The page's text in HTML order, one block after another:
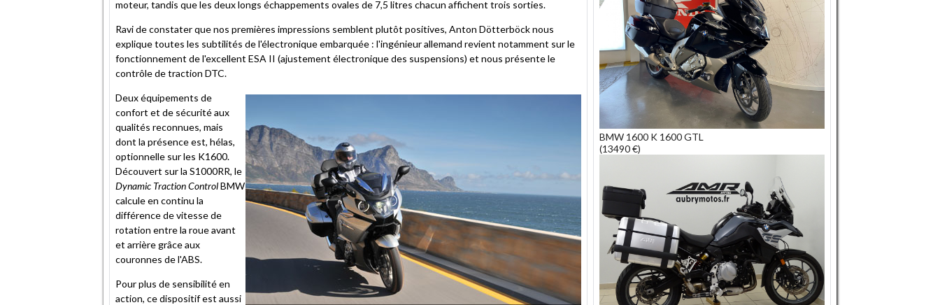
moteur, tandis que les deux longs échappements ovales de 7,5 litres chacun affichent trois sorties.
Ravi de constater que nos premières impressions semblent plutôt positives, Anton Dötterböck nous
explique toutes les subtilités de l'électronique embarquée : l'ingénieur allemand revient notamment sur le
fonctionnement de l'excellent ESA II (ajustement électronique des suspensions) et nous présente le
contrôle de traction DTC.
Deux équipements de
confort et de sécurité aux
qualités reconnues, mais
dont la présence est, hélas,
optionnelle sur les K1600.
Découvert sur la S1000RR, le
Dynamic Traction ControlBMW
calcule en continu la
différence de vitesse de
rotation entre la roue avant
et arrière grâce aux
couronnes de l'ABS.
Pour plus de sensibilité en
action, ce dispositif est aussi
BMW 1600 K 1600 GTL
(13490 €)